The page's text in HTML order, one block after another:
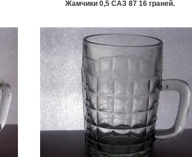
Жамчики 0,5 САЗ 87 16 граней.